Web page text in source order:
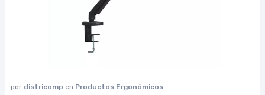
por districomp en Productos Ergonómicos